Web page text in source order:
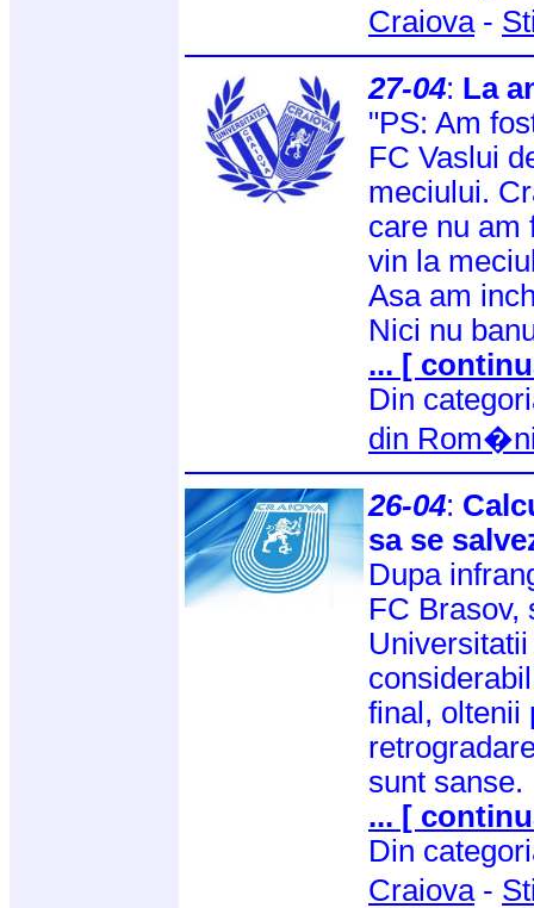
Craiova-
27-04: La
"PS: Am
FC Vaslui
meciului.
care nu am
vin la
Asa am
Nici nu
... [
Din
din
26-04:
sa se
Dupa
FC Brasov,
final, oltenii
sunt sanse.
... [
Din
Craiova-